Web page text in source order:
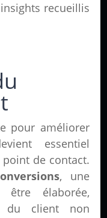
recueillis
pour améliorer
essentiel
point de contact.
, une
être élaborée,
du client non